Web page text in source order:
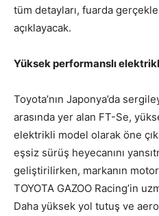
tüm detayları, fuarda
açıklayacak.
Yüksek performanslı
Toyota’nın Japonya’da
arasında yer alan FT-Se,
elektrikli model olarak öne
eşsiz sürüş heyecanını
geliştirilirken, markanın
TOYOTA GAZOO Racing’in
Daha yüksek yol tutuş ve